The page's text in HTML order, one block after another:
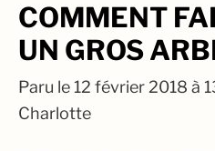
COMMENT
UN GROS
Paru le 12 février 2018 à
Charlotte